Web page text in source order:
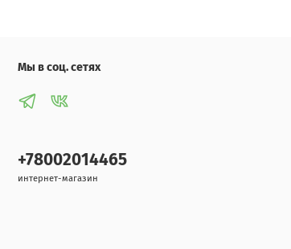
Мы в соц. сетях
+78002014465
интернет-магазин